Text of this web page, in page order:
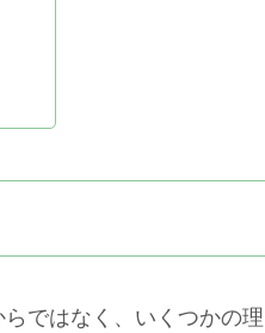
ではなく、いくつかの理